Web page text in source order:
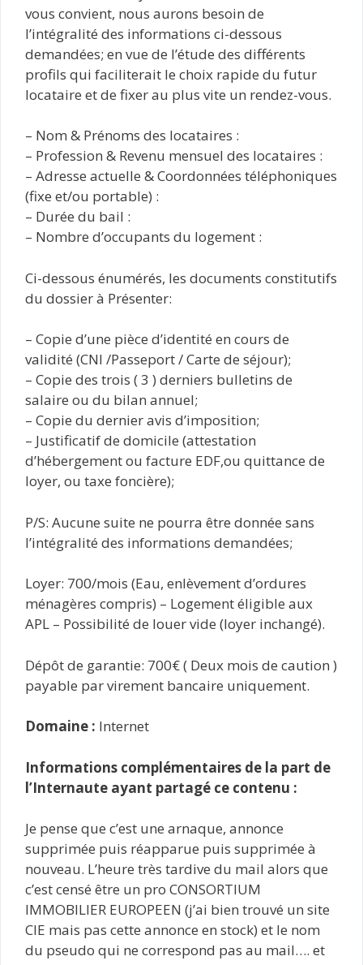
vous convient, nous aurons besoin de
l’intégralité des informations ci-dessous
demandées; en vue de l’étude des différents
profils qui faciliterait le choix rapide du futur
locataire et de fixer au plus vite un rendez-vous.
– Nom & Prénoms des locataires :
– Profession & Revenu mensuel des locataires :
– Adresse actuelle & Coordonnées téléphoniques
(fixe et/ou portable) :
– Durée du bail :
– Nombre d’occupants du logement :
Ci-dessous énumérés, les documents constitutifs
du dossier à Présenter:
– Copie d’une pièce d’identité en cours de
validité (CNI /Passeport / Carte de séjour);
– Copie des trois ( 3 ) derniers bulletins de
salaire ou du bilan annuel;
– Copie du dernier avis d’imposition;
– Justificatif de domicile (attestation
d’hébergement ou facture EDF,ou quittance de
loyer, ou taxe foncière);
P/S: Aucune suite ne pourra être donnée sans
l’intégralité des informations demandées;
Loyer: 700/mois (Eau, enlèvement d’ordures
ménagères compris) – Logement éligible aux
APL – Possibilité de louer vide (loyer inchangé).
Dépôt de garantie: 700€ ( Deux mois de caution )
payable par virement bancaire uniquement.
Domaine : Internet
Informations complémentaires de la part de
l’Internaute ayant partagé ce contenu :
Je pense que c’est une arnaque, annonce
supprimée puis réapparue puis supprimée à
nouveau. L’heure très tardive du mail alors que
c’est censé être un pro CONSORTIUM
IMMOBILIER EUROPEEN (j’ai bien trouvé un site
CIE mais pas cette annonce en stock) et le nom
du pseudo qui ne correspond pas au mail…. et